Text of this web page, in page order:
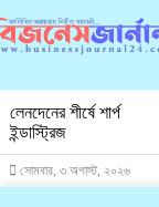
লেনদেনের শীর্ষে শার্প
ইন্ডাস্ট্রিজ
সোমবার, ৩ অগাস্ট, ২০২৬